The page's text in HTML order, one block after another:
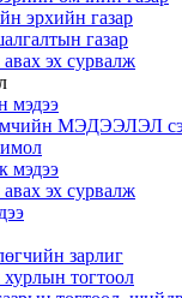
эрхийн газар
газар
эх сурвалж
мэдээ
МЭДЭЭЛЭЛ
мэдээ
эх сурвалж
зарлиг
тогтоол